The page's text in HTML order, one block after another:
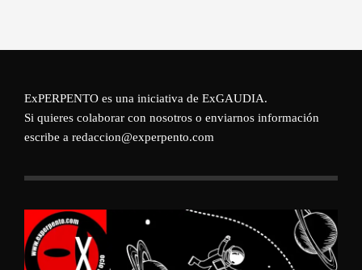
ExPERPENTO es una iniciativa de ExGAUDIA.
Si quieres colaborar con nosotros o enviarnos información
escribe a redaccion@experpento.com